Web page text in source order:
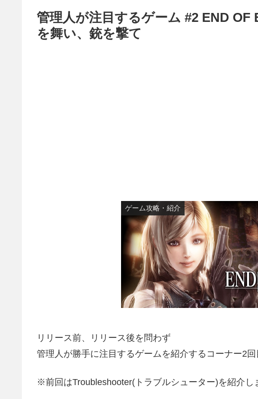
管理人が注目するゲーム #2 END OF
を舞い、銃を撃て
ゲーム攻略・紹介
リリース前、リリース後を問わず
管理人が勝手に注目するゲームを紹介するコーナー2回
※前回はTroubleshooter(トラブルシューター)を紹介し